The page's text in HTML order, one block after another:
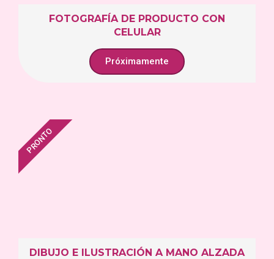
FOTOGRAFÍA DE PRODUCTO CON
CELULAR
Próximamente
DIBUJO E ILUSTRACIÓN A MANO ALZADA
PRONTO